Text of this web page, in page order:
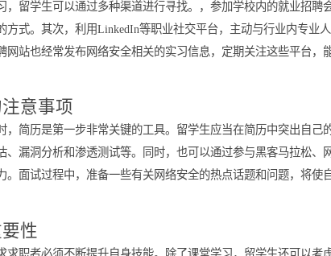
与业界的联系、实习信息和简历指导，利用这些资源能
渠道与方法
期实习，留学生可以通过多种渠道进行寻找。，参加学校
效的方式。其次，利用LinkedIn等职业社交平台，主动与
招聘网站也经常发布网络安全相关的实习信息，定期关注
的注意事项
习时，简历是第一步非常关键的工具。留学生应当在简历
评估、漏洞分析和渗透测试等。同时，也可以通过参与黑